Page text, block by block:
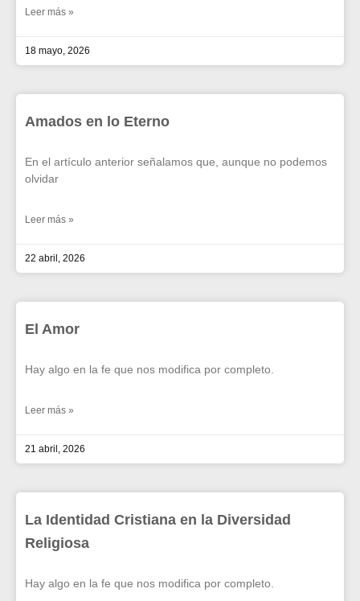
Leer más »
18 mayo, 2026
Amados en lo Eterno
En el artículo anterior señalamos que, aunque no podemos
olvidar
Leer más »
22 abril, 2026
El Amor
Hay algo en la fe que nos modifica por completo.
Leer más »
21 abril, 2026
La Identidad Cristiana en la Diversidad
Religiosa
Hay algo en la fe que nos modifica por completo.